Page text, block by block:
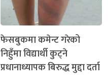
फेसबुकमा कमेन्ट गरेको
निहुँमा विद्यार्थी कुट्ने
प्रधानाध्यापक बिरुद्ध मुद्दा दर्ता